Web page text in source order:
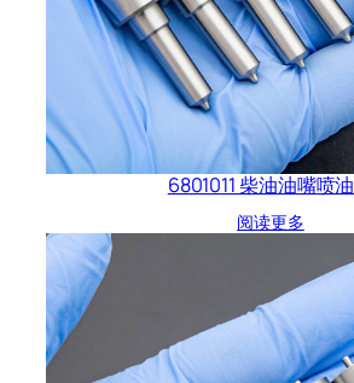
6801011 柴油油嘴喷
阅读更多